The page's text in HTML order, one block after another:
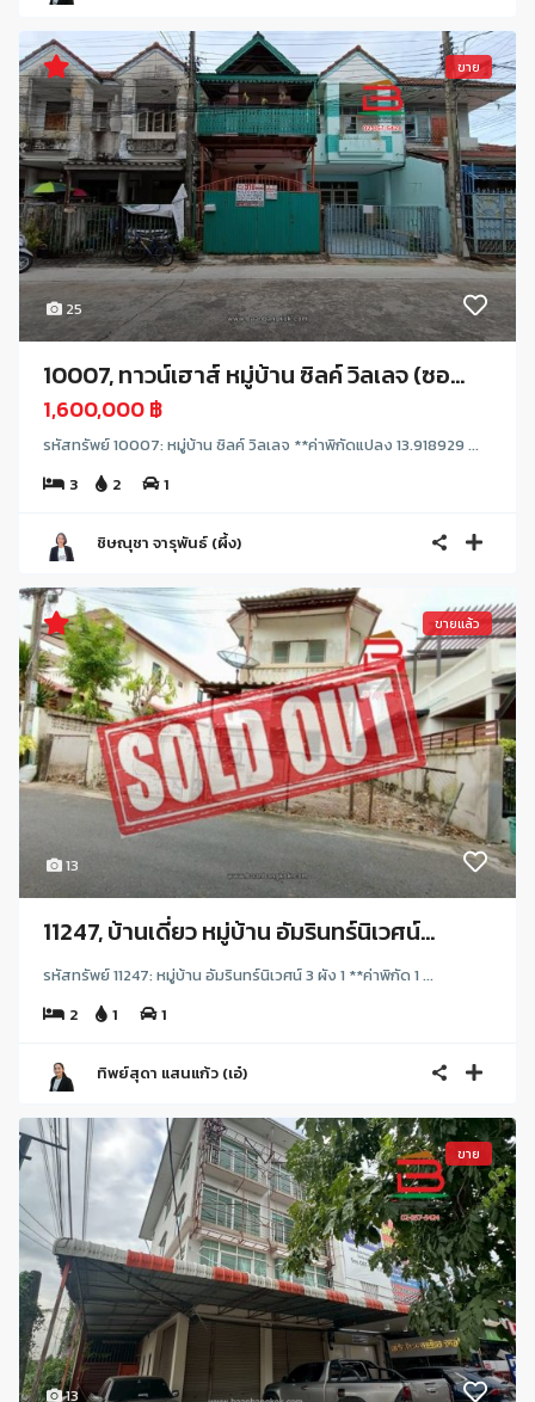
25
ขาย
10007, ทาวน์เฮาส์ หมู่บ้าน ซิลค์ วิลเลจ (ซอ...
1,600,000 ฿
รหัสทรัพย์ 10007: หมู่บ้าน ซิลค์ วิลเลจ **ค่าพิกัดแปลง 13.918929 ...
3
2 1
ชิษณุชา จารุพันธ์ (ผึ้ง)
13
ขายแล้ว
11247, บ้านเดี่ยว หมู่บ้าน อัมรินทร์นิเวศน์...
รหัสทรัพย์ 11247: หมู่บ้าน อัมรินทร์นิเวศน์ 3 ผัง 1 **ค่าพิกัด 1 ...
2
1 1
ทิพย์สุดา แสนแก้ว (เอ๋)
13
ขาย